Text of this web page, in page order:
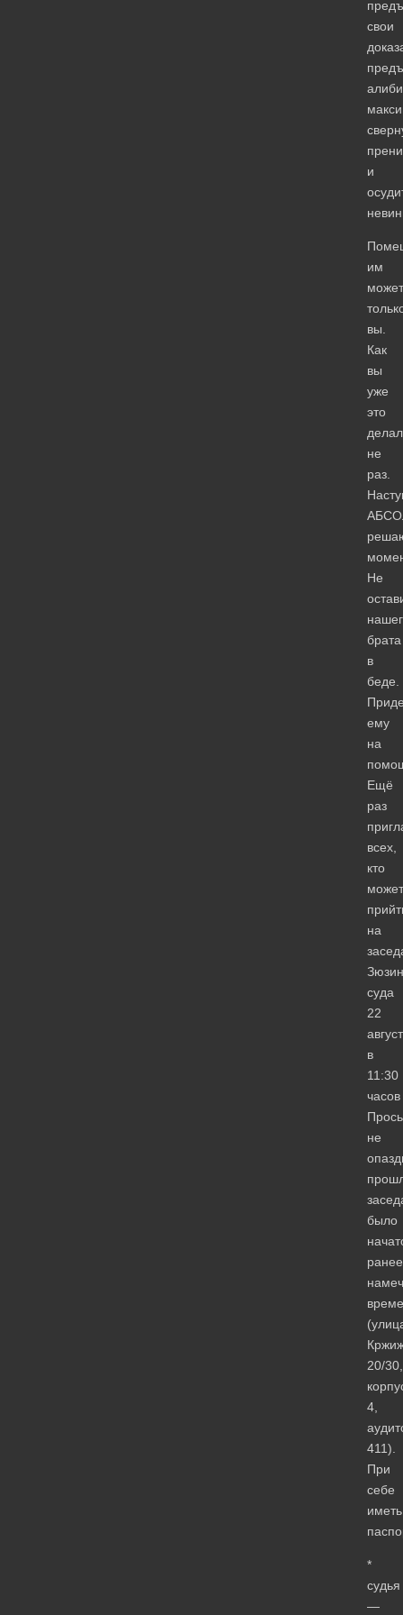
свои
и
им
вы.
Как
вы
уже
это
не
раз.
Не
брата
в
беде.
ему
на
Ещё
раз
всех,
кто
на
суда
22
в
11:30
часов
не
было
ранее
20/30,
4,
411).
При
себе
иметь
*
судья
—